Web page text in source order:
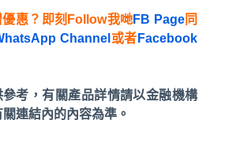
惠？即刻Follow我哋FB Page同
Channel 或者 Facebook
考，有關產品詳情請以金融機構
連結內的內容為準。